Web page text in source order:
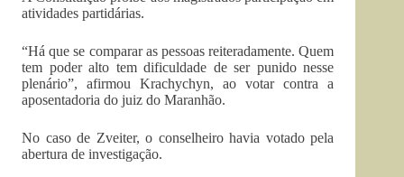
atividades partidárias.
“Há que se comparar as pessoas reiteradamente. Quem
tem poder alto tem dificuldade de ser punido nesse
plenário”, afirmou Krachychyn, ao votar contra a
aposentadoria do juiz do Maranhão.
No caso de Zveiter, o conselheiro havia votado pela
abertura de investigação.